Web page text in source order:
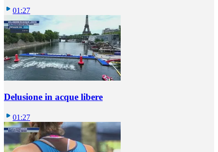
01:27
Delusione in acque libere
01:27